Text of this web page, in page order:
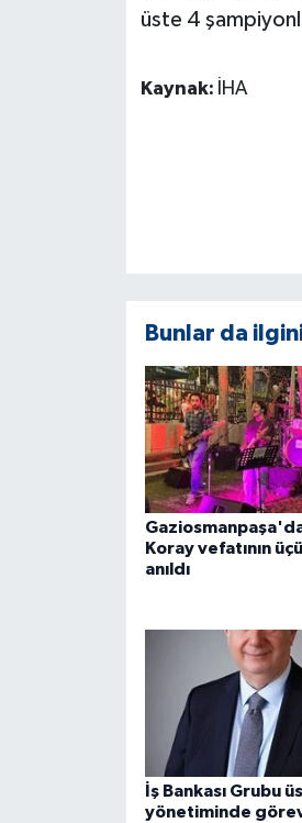
üste 4
Kaynak: İHA
Bunlar da
Koray vefatının
anıldı
İş Bankası Grubu
yönetiminde
Yerel Haberler